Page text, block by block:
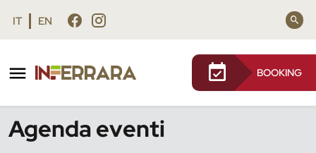
Vai al contenuto principale
Vai al footer
IT EN
BOOKING
Agenda eventi